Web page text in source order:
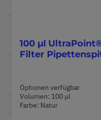
100 µl
Filter
Optionen verfügbar
Volumen: 100 µl
Farbe: Natur